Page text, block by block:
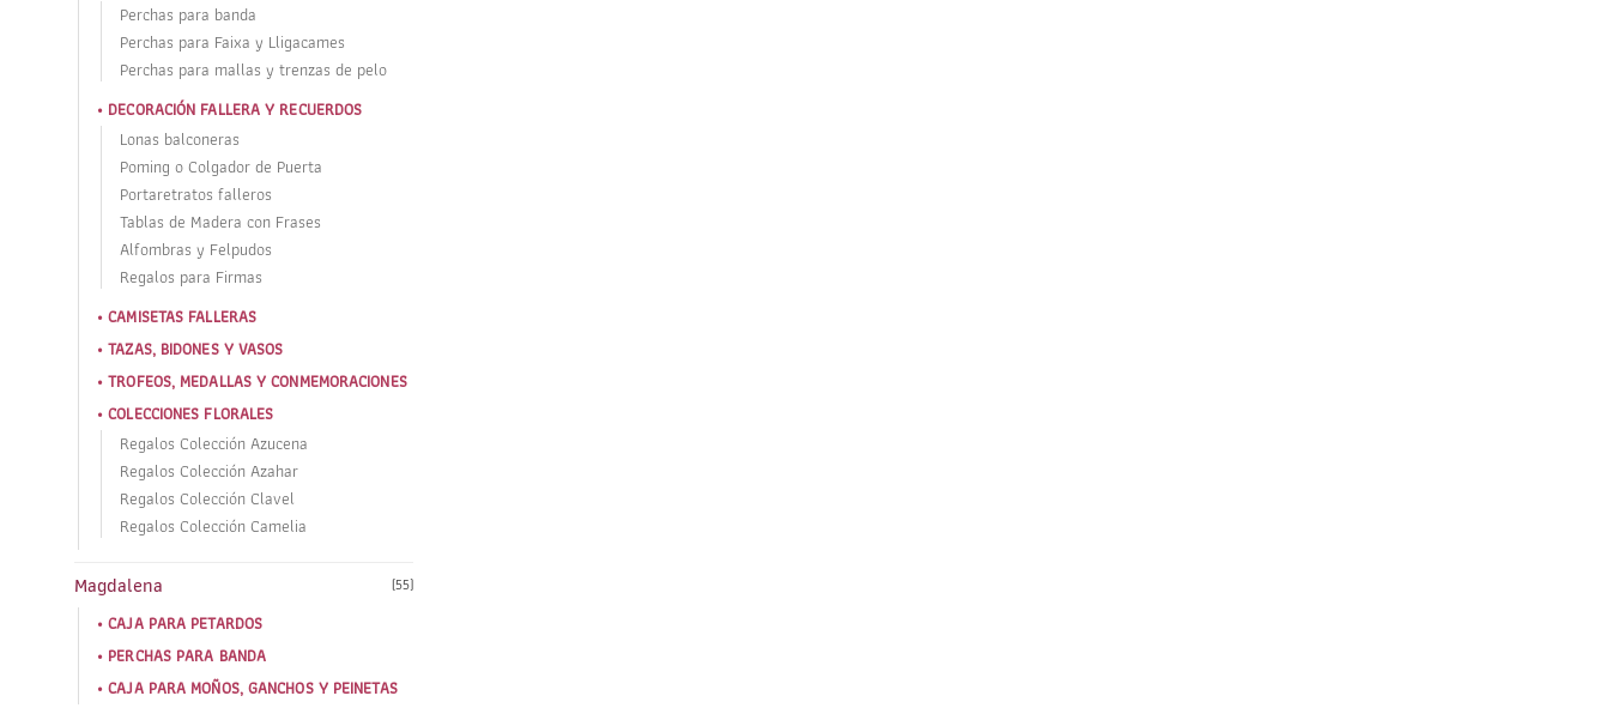
Perchas para banda
Perchas para Faixa y Lligacames
Perchas para mallas y trenzas de pelo
DECORACIÓN FALLERA Y RECUERDOS
Lonas balconeras
Poming o Colgador de Puerta
Portaretratos falleros
Tablas de Madera con Frases
Alfombras y Felpudos
Regalos para Firmas
CAMISETAS FALLERAS
TAZAS, BIDONES Y VASOS
TROFEOS, MEDALLAS Y CONMEMORACIONES
COLECCIONES FLORALES
Regalos Colección Azucena
Regalos Colección Azahar
Regalos Colección Clavel
Regalos Colección Camelia
Magdalena (55)
CAJA PARA PETARDOS
PERCHAS PARA BANDA
CAJA PARA MOÑOS, GANCHOS Y PEINETAS